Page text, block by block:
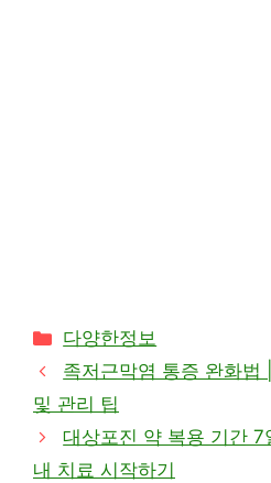
카
테
리
다양한정보
족저근막염 통증 완화법
및 관리 팁
대상포진 약 복용 기간
내 치료 시작하기